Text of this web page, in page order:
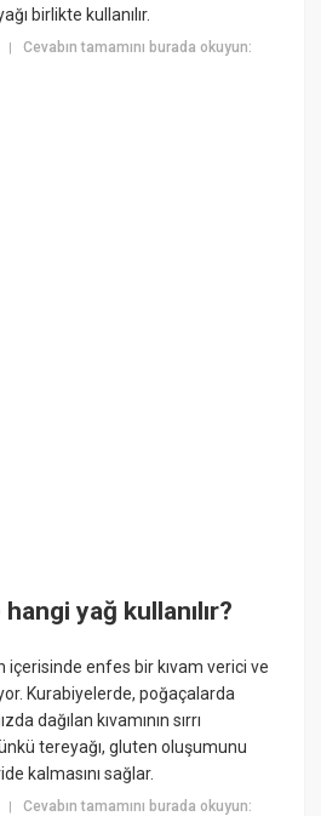
birlikte kullanılır.
|Cevabın tamamını burada okuyun:
yağ kullanılır?
içerisinde enfes bir kıvam verici ve
Kurabiyelerde, poğaçalarda
dağılan kıvamının sırrı
tereyağı, gluten oluşumunu
kalmasını sağlar.
|Cevabın tamamını burada okuyun: